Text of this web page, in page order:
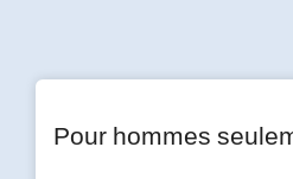
Pour hommes
MAUVAIS
en
vous